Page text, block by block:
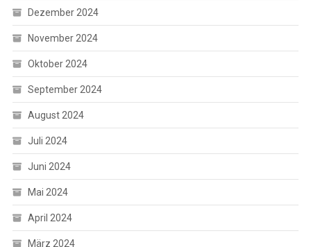
Dezember 2024
November 2024
Oktober 2024
September 2024
August 2024
Juli 2024
Juni 2024
Mai 2024
April 2024
März 2024